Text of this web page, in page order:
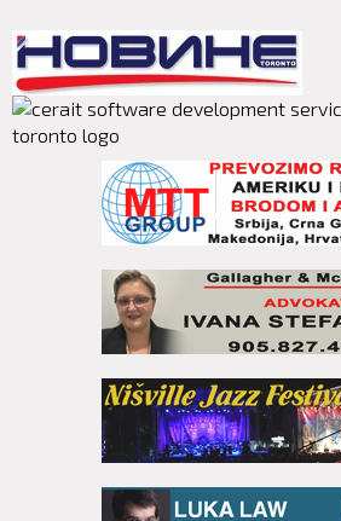
main
content